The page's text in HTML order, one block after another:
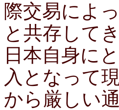
際交易によ
と共存して
日本自身に
入となって
から厳しい